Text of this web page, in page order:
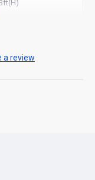
a review